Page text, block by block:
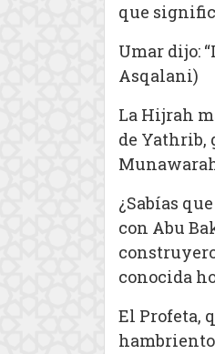
que
Umar dijo:
Asqalani)
La Hijrah
de Yathrib,
¿Sabías
con Abu
conocida
El Profeta,